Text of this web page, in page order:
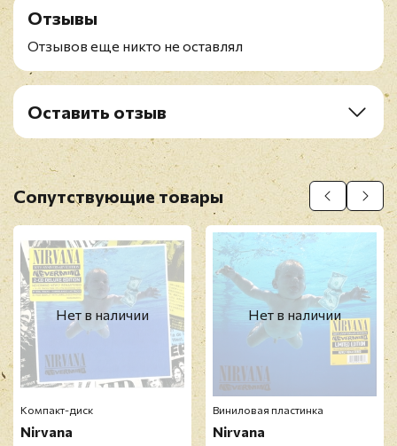
Отзывы
Отзывов еще никто не оставлял
Оставить отзыв
Имя*
E-mail*
Отзыв*
Сопутствующие товары
Нет в наличии
Компакт-диск
Nirvana
Нет в наличии
Виниловая пластинка
Nirvana